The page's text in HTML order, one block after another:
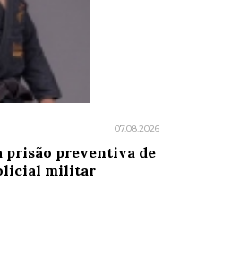
07.08.2026
prisão preventiva de
militar